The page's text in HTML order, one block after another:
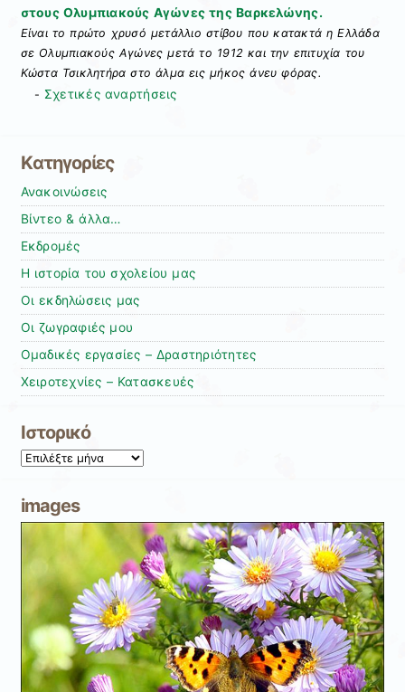
στους Ολυμπιακούς Αγώνες της Βαρκελώνης.
Είναι το πρώτο χρυσό μετάλλιο στίβου που κατακτά η Ελλάδα
σε Ολυμπιακούς Αγώνες μετά το 1912 και την επιτυχία του
Κώστα Τσικλητήρα στο άλμα εις μήκος άνευ φόρας.
- Σχετικές αναρτήσεις
Kατηγορίες
Ανακοινώσεις
Βίντεο & άλλα…
Εκδρομές
Η ιστορία του σχολείου μας
Οι εκδηλώσεις μας
Οι ζωγραφιές μου
Ομαδικές εργασίες – Δραστηριότητες
Χειροτεχνίες – Κατασκευές
Ιστορικό
Ιστορικό
images